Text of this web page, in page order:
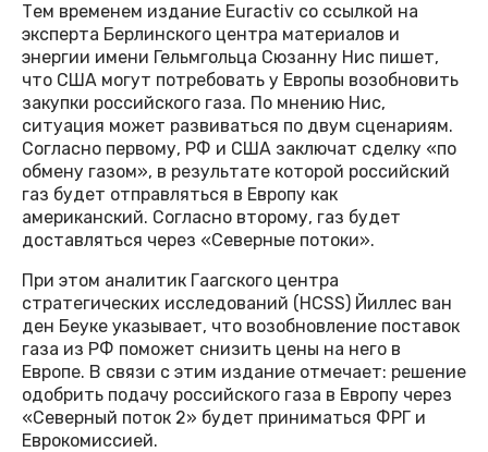
Тем временем издание Euractiv со ссылкой на
эксперта Берлинского центра материалов и
энергии имени Гельмгольца Сюзанну Нис пишет,
что США могут потребовать у Европы возобновить
закупки российского газа. По мнению Нис,
ситуация может развиваться по двум сценариям.
Согласно первому, РФ и США заключат сделку «по
обмену газом», в результате которой российский
газ будет отправляться в Европу как
американский. Согласно второму, газ будет
доставляться через «Северные потоки».
При этом аналитик Гаагского центра
стратегических исследований (HCSS) Йиллес ван
ден Беуке указывает, что возобновление поставок
газа из РФ поможет снизить цены на него в
Европе. В связи с этим издание отмечает: решение
одобрить подачу российского газа в Европу через
«Северный поток 2» будет приниматься ФРГ и
Еврокомиссией.